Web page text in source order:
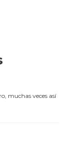
muchas veces así